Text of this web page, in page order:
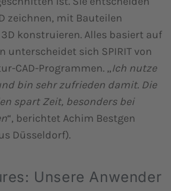
zeichnen, mit Bauteilen
konstruieren. Alles basiert auf
unterscheidet sich SPIRIT von
CAD-Programmen. „Ich nutze
bin sehr zufrieden damit. Die
spart Zeit, besonders bei
“, berichtet Achim Bestgen
Düsseldorf).
Unsere Anwender